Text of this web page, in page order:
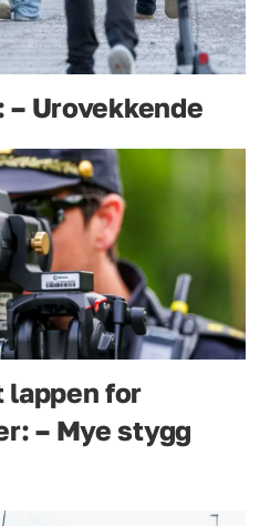
Urovekkende
lappen for
– Mye stygg